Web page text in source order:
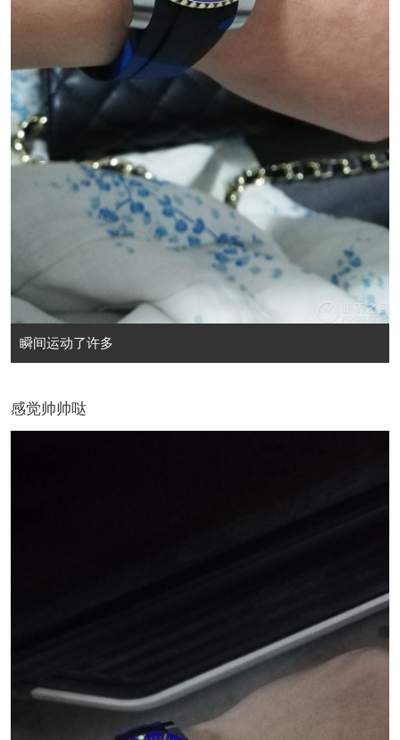
瞬间运动了许多
感觉帅帅哒